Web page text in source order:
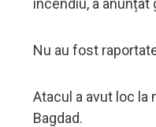
Nu au fost
Atacul a avut loc la
Bagdad.